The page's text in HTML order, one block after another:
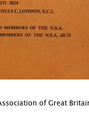
of Great